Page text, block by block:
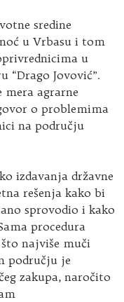
sredine
u Vrbasu i tom
u
“Drago Jovović”.
agrarne
o problemima
na području
izdavanja državne
rešenja kako bi
sprovodio i kako
procedura
najviše muči
području je
zakupa, naročito